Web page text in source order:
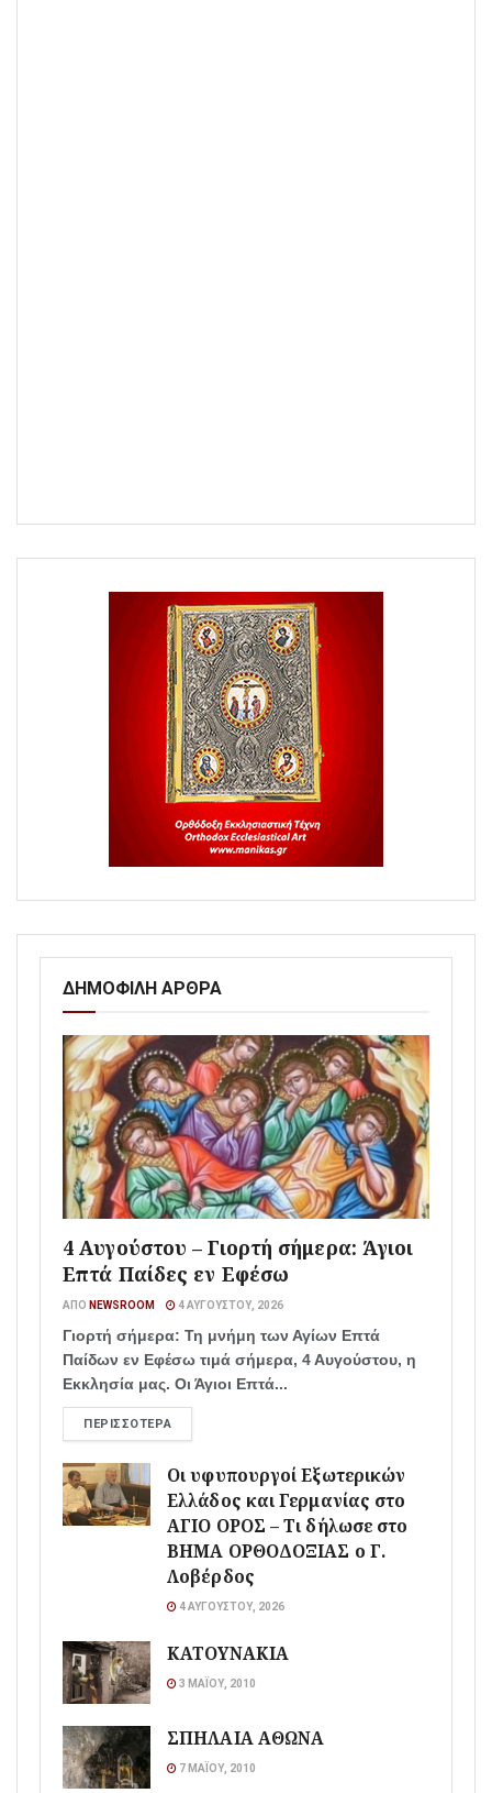
ΔΗΜΟΦΙΛΗ ΑΡΘΡΑ
4 Αυγούστου – Γιορτή σήμερα: Άγιοι
Επτά Παίδες εν Εφέσω
ΑΠΌ NEWSROOM 4 ΑΥΓΟΎΣΤΟΥ, 2026
Γιορτή σήμερα: Τη μνήμη των Αγίων Επτά
Παίδων εν Εφέσω τιμά σήμερα, 4 Αυγούστου, η
Εκκλησία μας. Οι Άγιοι Επτά...
ΠΕΡΙΣΣΌΤΕΡΑ
Οι υφυπουργοί Εξωτερικών
Ελλάδος και Γερμανίας στο
ΑΓΙΟ ΟΡΟΣ – Τι δήλωσε στο
ΒΗΜΑ ΟΡΘΟΔΟΞΙΑΣ ο Γ.
Λοβέρδος
4 ΑΥΓΟΎΣΤΟΥ, 2026
ΚΑΤΟΥΝΑΚΙΑ
3 ΜΑΪ́ΟΥ, 2010
ΣΠΗΛΑΙΑ ΑΘΩΝΑ
7 ΜΑΪ́ΟΥ, 2010